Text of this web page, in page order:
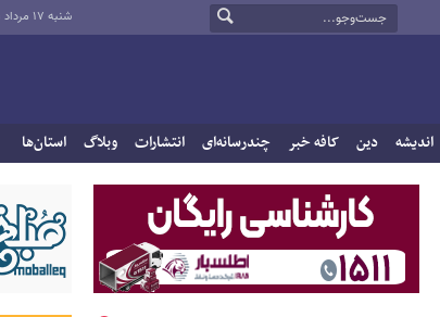
شنبه ۱۷ مرداد ۱۴۰۵
اندیشه دین کافه خبر چندرسانه‌ای انتشارات وبلاگ استان‌ها